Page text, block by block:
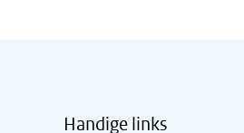
Handige links